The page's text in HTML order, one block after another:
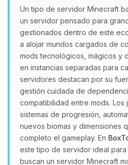
Un tipo de servidor Minecraft
un servidor pensado para
gestionados dentro de este
a alojar mundos cargados de
mods tecnológicos, mágicos y
en instancias separadas para
servidores destacan por su
gestión cuidada de
compatibilidad entre mods.
sistemas de progresión,
nuevos biomas y dimensiones
completo el gameplay. En
este tipo de servidor ideal
buscan un servidor Minecraft
Yupi, por fin
hablar! Soy Choupy,
asistente de
que necesitas y
pequenos circuitos
07/08/2026 12:37